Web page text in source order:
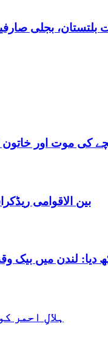
بجلی صارفین30کروڈ کے ڈیفالٹر نکلے,ریکوری کے لیے
موت اور خاتون
بین الاقوامی
کے ساتھ بے شرم حالت میں
ہلالِ احمر